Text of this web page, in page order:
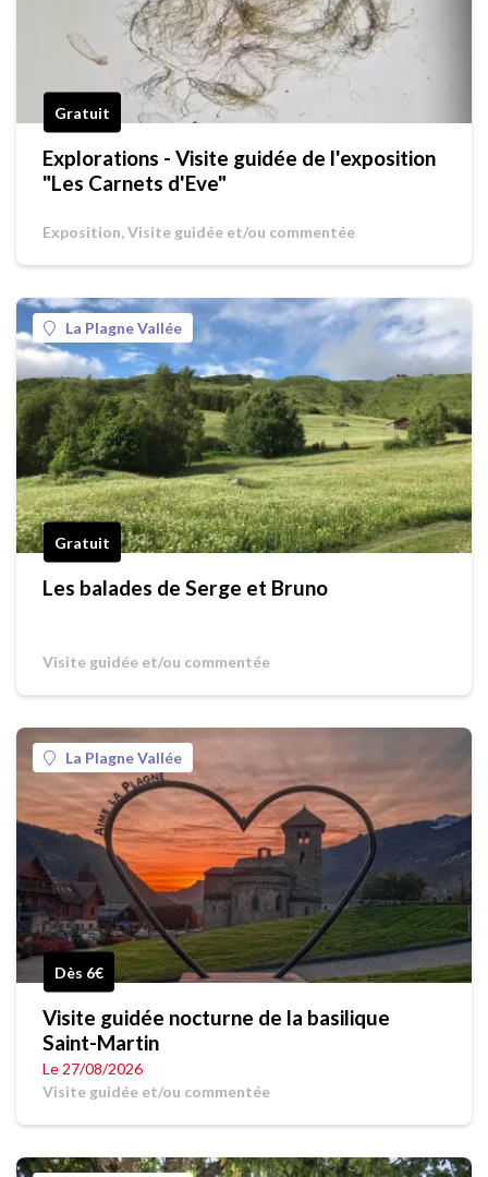
Gratuit
Explorations - Visite guidée de l'exposition
"Les Carnets d'Eve"
Exposition, Visite guidée et/ou commentée
La Plagne Vallée
Gratuit
Les balades de Serge et Bruno
Visite guidée et/ou commentée
La Plagne Vallée
Dès 6€
Visite guidée nocturne de la basilique
Saint-Martin
Le 27/08/2026
Visite guidée et/ou commentée